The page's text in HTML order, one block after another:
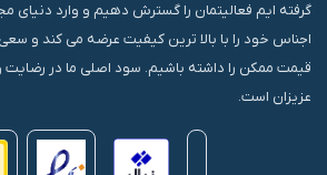
گرفته ایم فعالیتمان را گسترش دهیم و وارد
اجناس خود را با بالا ترین کیفیت عرضه می کند و
قیمت ممکن را داشته باشیم. سود اصلی ما در رضایت
عزیزان است.